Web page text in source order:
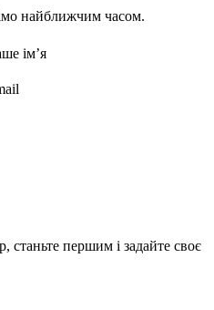
найближчим часом.
ім’я
станьте першим і задайте своє